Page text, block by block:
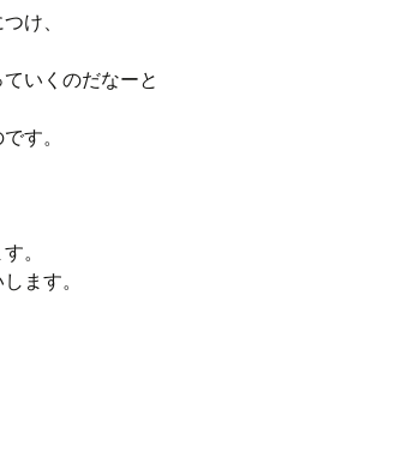
け、
いくのだなーと
す。
。
ます。